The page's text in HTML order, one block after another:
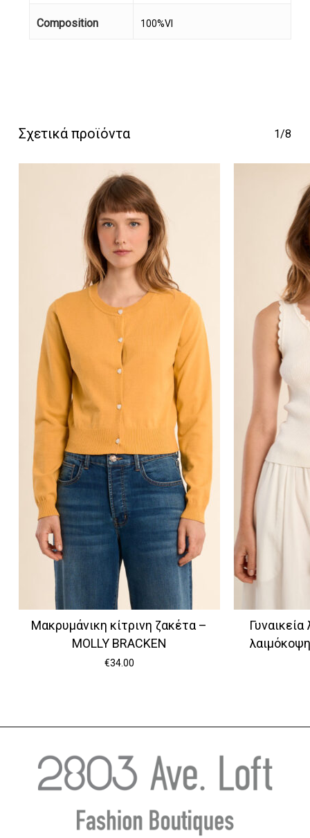
Composition 100%VI
Σχετικά προϊόντα 1/8
Μακρυμάνικη κίτρινη ζακέτα –
MOLLY BRACKEN
€34.00